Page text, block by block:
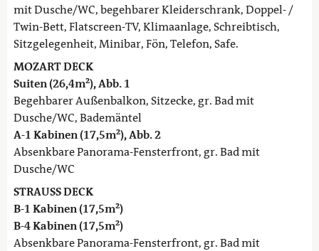
mit Dusche/WC, begehbarer Kleiderschrank, Doppel- /
Twin-Bett, Flatscreen-TV, Klimaanlage, Schreibtisch,
Sitzgelegenheit, Minibar, Fön, Telefon, Safe.
MOZART DECK
Suiten (26,4m²), Abb. 1
Begehbarer Außenbalkon, Sitzecke, gr. Bad mit
Dusche/WC, Bademäntel
A-1 Kabinen (17,5m²), Abb. 2
Absenkbare Panorama-Fensterfront, gr. Bad mit
Dusche/WC
STRAUSS DECK
B-1 Kabinen (17,5m²)
B-4 Kabinen (17,5m²)
Absenkbare Panorama-Fensterfront, gr. Bad mit